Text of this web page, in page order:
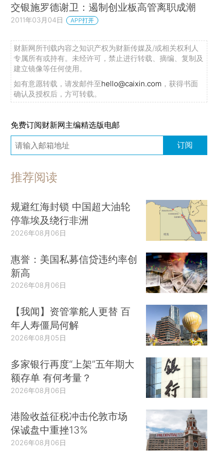
交银施罗德谢卫：遏制创业板高管离职成潮
2011年03月04日 APP打开
财新网所刊载内容之知识产权为财新传媒及/或相关权利人
专属所有或持有。未经许可，禁止进行转载、摘编、复制及
建立镜像等任何使用。
如有意愿转载，请发邮件至hello@caixin.com ，获得书面
确认及授权后，方可转载。
免费订阅财新网主编精选版电邮
订阅
推荐阅读
规避红海封锁 中国超大油轮
停靠埃及绕行非洲
2026年08月06日
惠誉：美国私募信贷违约率创
新高
2026年08月06日
【我闻】资管掌舵人更替 百
年人寿僵局何解
2026年08月05日
多家银行再度“上架”五年期大
额存单 有何考量？
2026年08月06日
港险收益征税冲击伦敦市场
保诚盘中重挫13%
2026年08月06日